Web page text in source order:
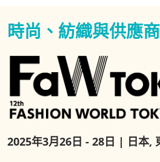
時尚、紡織與供應
2025年3月26日 - 28日 | 日本,